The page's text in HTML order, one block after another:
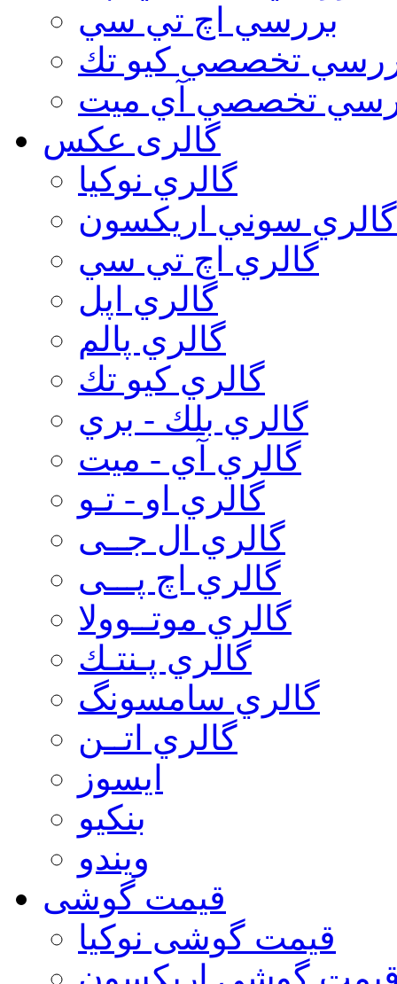
بررسي اچ تي سي
تخصصي كيو تك
تخصصي آي ميت
گالری عکس
گالري نوكيا
گالري سوني اريكسون
گالري اچ تي سي
گالري اپل
گالري پالم
گالري كيو تك
گالري بلك - بري
گالري آي - ميت
گالري او - تـو
گالري ال جــی
گالري اچ پـــی
گالري موتــوولا
گالري پـنتـك
گالري سامسونگ
گالري اتــن
ایسوز
بنکیو
ویندو
قیمت گوشی
قیمت گوشی نوكيا